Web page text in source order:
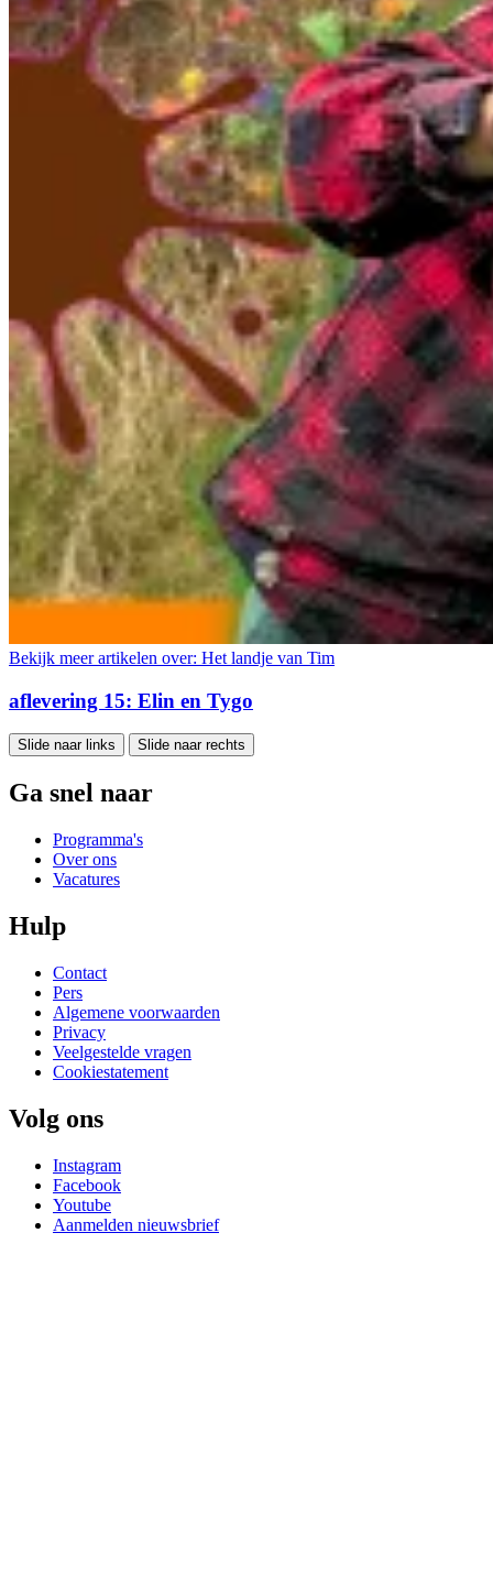
Bekijk meer artikelen over: Het landje van Tim
aflevering 15: Elin en Tygo
Slide naar links Slide naar rechts
Ga snel naar
Programma's
Over ons
Vacatures
Hulp
Contact
Pers
Algemene voorwaarden
Privacy
Veelgestelde vragen
Cookiestatement
Volg ons
Instagram
Facebook
Youtube
Aanmelden nieuwsbrief